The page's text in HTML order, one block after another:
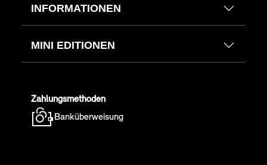
INFORMATIONEN
MINI EDITIONEN
Zahlungsmethoden
Banküberweisung